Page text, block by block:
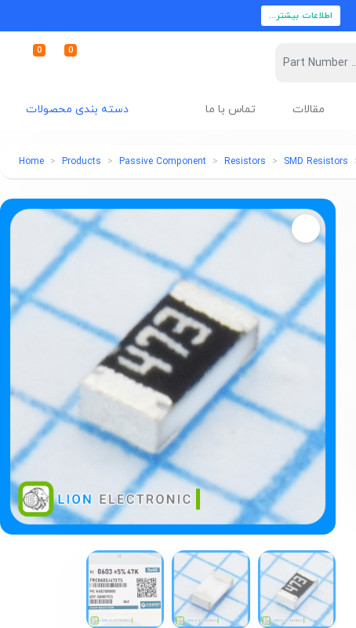
اطلاعات بیشتر...
0 0
دسته بندی محصولات مقالات تماس با ما
Home Products Passive Component Resistors SMD Resistors